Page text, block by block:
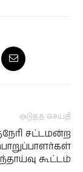
அடுத்த செய்தி
சட்டமன்ற
கூட்டம்